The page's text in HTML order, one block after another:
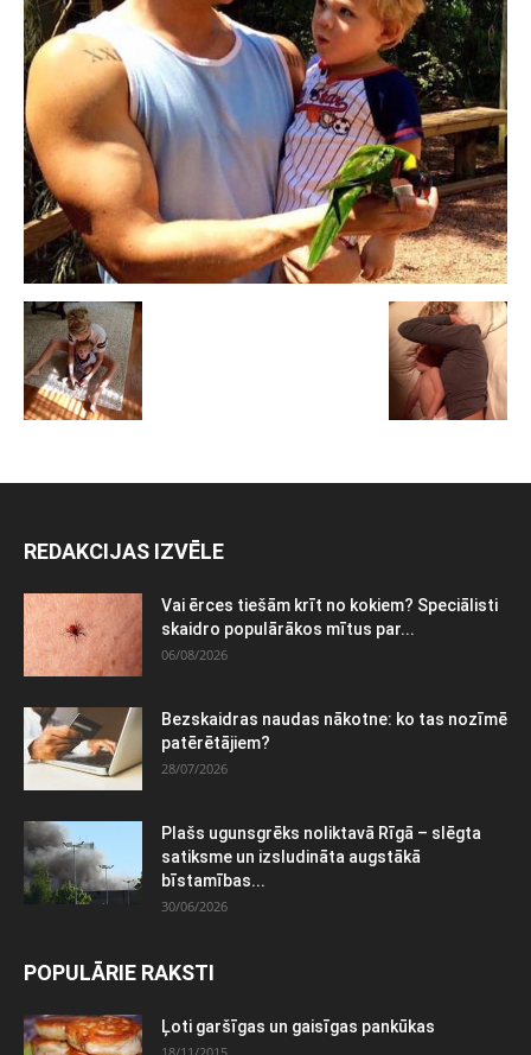
REDAKCIJAS IZVĒLE
Vai ērces tiešām krīt no kokiem? Speciālisti
skaidro populārākos mītus par...
06/08/2026
Bezskaidras naudas nākotne: ko tas nozīmē
patērētājiem?
28/07/2026
Plašs ugunsgrēks noliktavā Rīgā – slēgta
satiksme un izsludināta augstākā
bīstamības...
30/06/2026
POPULĀRIE RAKSTI
Ļoti garšīgas un gaisīgas pankūkas